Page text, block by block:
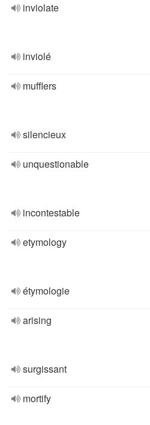
inviolate
inviolé
mufflers
silencieux
unquestionable
incontestable
etymology
étymologie
arising
surgissant
mortify